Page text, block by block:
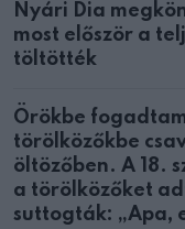
Nyári Dia
most először a
töltötték
Örökbe
törölközőkbe
öltözőben. A 18.
a törölközőket
suttogták: „Apa,